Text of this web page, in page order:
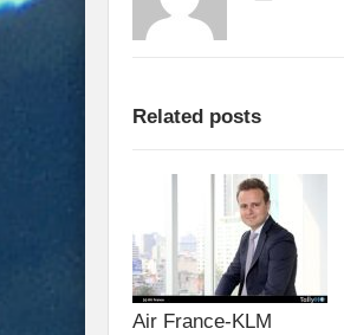
Related posts
Air France-KLM